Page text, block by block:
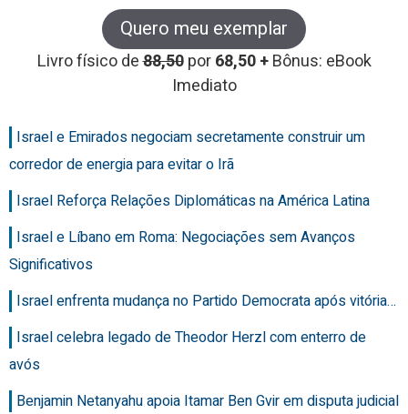
Quero meu exemplar
Livro físico de88,50 por68,50 +Bônus: eBook
Imediato
Israel e Emirados negociam secretamente construir um
corredor de energia para evitar o Irã
Israel Reforça Relações Diplomáticas na América Latina
Israel e Líbano em Roma: Negociações sem Avanços
Significativos
Israel enfrenta mudança no Partido Democrata após vitória…
Israel celebra legado de Theodor Herzl com enterro de
avós
Benjamin Netanyahu apoia Itamar Ben Gvir em disputa judicial